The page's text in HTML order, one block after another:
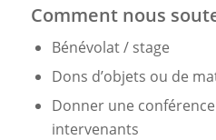
Comment nous
Bénévolat / stage
Dons d’objets ou de
Donner une
intervenants